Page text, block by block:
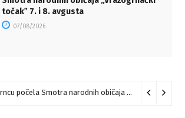
točakˮ 7. i 8. avgusta
07/08/2026
U Vražogrncu počela Smotra narodnih običaja „Vražogrnački točak“